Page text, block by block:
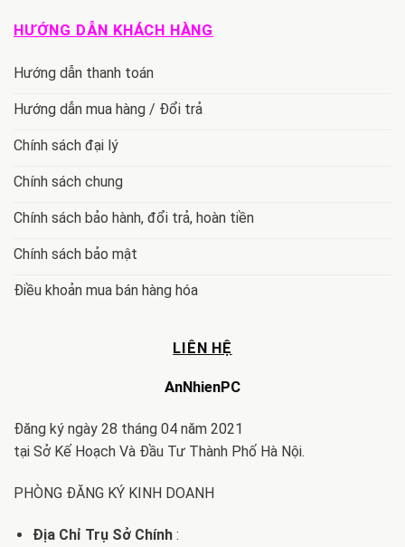
HƯỚNG DẪN KHÁCH HÀNG
Hướng dẫn thanh toán
Hướng dẫn mua hàng / Đổi trả
Chính sách đại lý
Chính sách chung
Chính sách bảo hành, đổi trả, hoàn tiền
Chính sách bảo mật
Điều khoản mua bán hàng hóa
LIÊN HỆ
AnNhienPC
Đăng ký ngày 28 tháng 04 năm 2021
tại Sở Kế Hoạch Và Đầu Tư Thành Phố Hà Nội.
PHÒNG ĐĂNG KÝ KINH DOANH
Địa Chỉ Trụ Sở Chính: